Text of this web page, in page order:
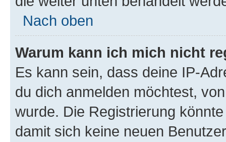
Nach oben
Warum kann ich mich nicht
Es kann sein, dass deine IP-
du dich anmelden möchtest,
wurde. Die Registrierung
damit sich keine neuen